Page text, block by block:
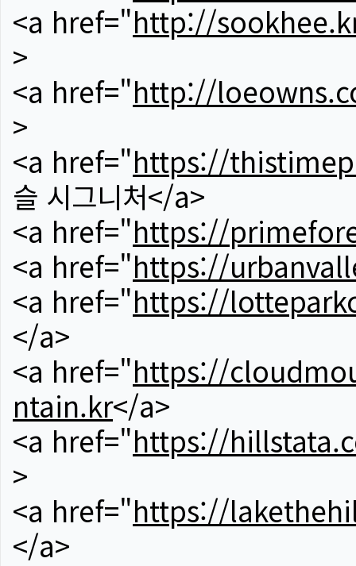
<a href="http://
>
<a href="http://
>
<a href="https://
슬 시그니처</a>
<a href="https://
<a href="https://
<a href="https://
</a>
<a href="https://
ntain.kr</a>
<a href="https://
>
<a href="https://
</a>